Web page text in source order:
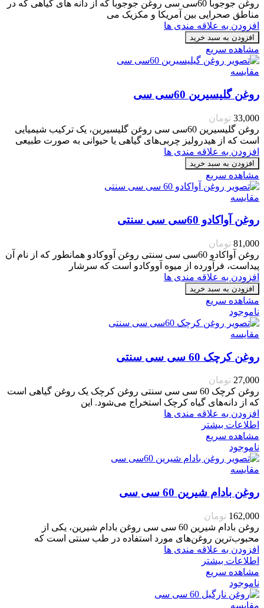
روغن جوجوبا 60سی سی روغن جوجوبا که از دانه های گیاهی که در
مناطق صحرایی بین آمریکا و مکزیک می
افزودن به علاقه مندی ها
افزودن به سبد خرید
مشاهده سریع
مقایسه
روغن گلیسیرین 60سی سی
33,000 تومان
روغن گلیسیرین 60سی سی روغن گلیسیرین، یک ترکیب شیمیایی
است که از هیدرولیز چربی‌های گیاهی یا حیوانی به صورت طبیعی
افزودن به علاقه مندی ها
افزودن به سبد خرید
مشاهده سریع
مقایسه
روغن آواکادو 60سی سی سنتی
81,000 تومان
روغن آواکادو 60سی سی سنتی روغن آووکادو همانطور که از نام آن
پیداست، فرآورده از میوه آووکادو است که سرشار
افزودن به علاقه مندی ها
افزودن به سبد خرید
مشاهده سریع
ناموجود
مقایسه
روغن کرچک 60 سی سی سنتی
27,000 تومان
روغن کرچک 60 سی سی سنتی روغن کرچک یک روغن گیاهی است
که از دانه‌های گیاه کرچک استخراج می‌شود. این
افزودن به علاقه مندی ها
اطلاعات بیشتر
مشاهده سریع
ناموجود
مقایسه
روغن بادام شیرین 60 سی سی
162,000 تومان
روغن بادام شیرین 60 سی سی روغن بادام شیرین، یکی از
محبوب‌ترین روغن‌های مورد استفاده در طب سنتی است که
افزودن به علاقه مندی ها
اطلاعات بیشتر
مشاهده سریع
ناموجود
مقایسه